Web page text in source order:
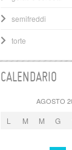
semifreddi
torte
CALENDARIO
AGOSTO
L M M G